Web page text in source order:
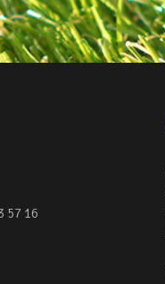
57 16